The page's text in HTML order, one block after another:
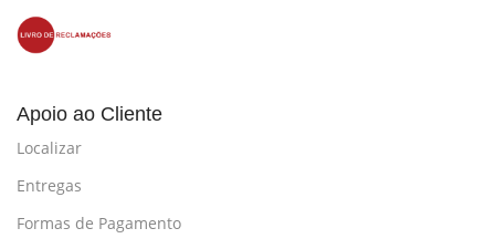
Apoio ao Cliente
Localizar
Entregas
Formas de Pagamento